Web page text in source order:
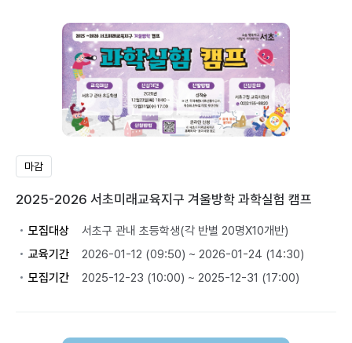
마감
2025-2026 서초미래교육지구 겨울방학 과학실험 캠프
모집대상
서초구 관내 초등학생(각 반별 20명X10개반)
교육기간
2026-01-12 (09:50) ~ 2026-01-24 (14:30)
모집기간
2025-12-23 (10:00) ~ 2025-12-31 (17:00)